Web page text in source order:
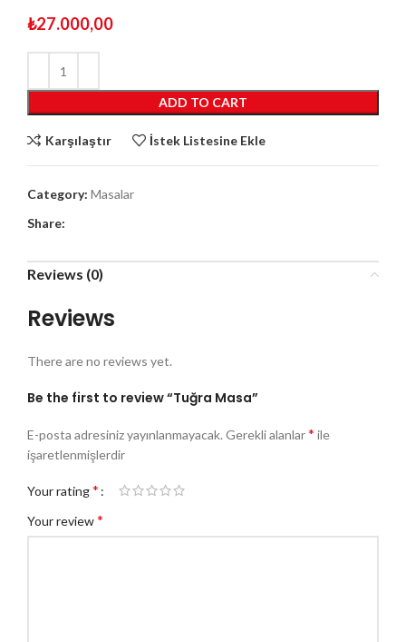
₺27.000,00
ADD TO CART
Karşılaştır İstek Listesine Ekle
Category: Masalar
Share:
Reviews (0)
Reviews
There are no reviews yet.
Be the first to review “Tuğra Masa”
E-posta adresiniz yayınlanmayacak. Gerekli alanlar* ile
işaretlenmişlerdir
Your rating*
Your review*